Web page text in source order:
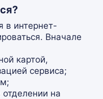
в интернет-
Вначале
картой,
сервиса;
на